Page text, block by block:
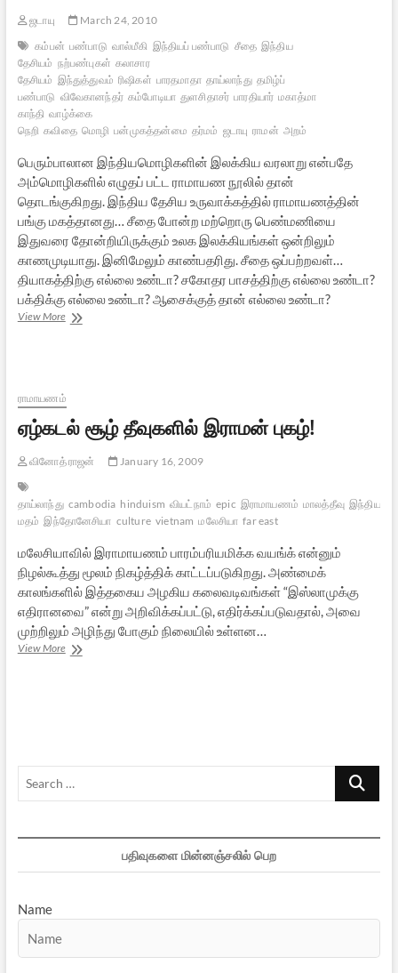
ஜடாயு
March 24, 2010
கம்பன் பண்பாடு வால்மீகி இந்தியப் பண்பாடு சீதை இந்திய
தேசியம் நற்பண்புகள் கலாசார
தேசியம் இந்துத்துவம் ரிஷிகள் பாரதமாதா தாய்லாந்து தமிழ்ப்
பண்பாடு விவேகானந்தர் கம்போடியா துளசிதாசர் பாரதியார் மகாத்மா
காந்தி வாழ்க்கை
நெறி கவிதை மொழி பன்முகத்தன்மை தர்மம் ஜடாயு ராமன் அறம்
பெரும்பாலான இந்தியமொழிகளின் இலக்கிய வரலாறு என்பதே
அம்மொழிகளில் எழுதப் பட்ட ராமாயண நூலில் தான்
தொடங்குகிறது. இந்திய தேசிய உருவாக்கத்தில் ராமாயணத்தின்
பங்கு மகத்தானது… சீதை போன்ற மற்றொரு பெண்மணியை
இதுவரை தோன்றியிருக்கும் உலக இலக்கியங்கள் ஒன்றிலும்
காணமுடியாது. இனிமேலும் காண்பதரிது. சீதை ஒப்பற்றவள்…
தியாகத்திற்கு எல்லை உண்டா? சகோதர பாசத்திற்கு எல்லை உண்டா?
பக்திக்கு எல்லை உண்டா? ஆசைக்குத் தான் எல்லை உண்டா?
View Moreநமது
ராமாயணம்
ஏழ்கடல் சூழ் தீவுகளில் இராமன் புகழ்!
வினோத் ராஜன் January 16, 2009
தாய்லாந்து cambodia hinduism வியட்நாம் epic இராமாயணம் மாலத்தீவு இந்தியா
மதம் இந்தோனேசியா culture vietnam மலேசியா far east
மலேசியாவில் இராமாயணம் பாரம்பரியமிக்க வயங்க் என்னும்
நிழல்கூத்து மூலம் நிகழ்த்திக் காட்டப்படுகிறது. அண்மைக்
காலங்களில் இத்தகைய அழகிய கலைவடிவங்கள் “இஸ்லாமுக்கு
எதிரானவை” என்று அறிவிக்கப்பட்டு, எதிர்க்கப்படுவதால், அவை
முற்றிலும் அழிந்து போகும் நிலையில் உள்ளன…
View Moreஏழ்கடல்
Search
பதிவுகளை மின்னஞ்சலில் பெற
Name